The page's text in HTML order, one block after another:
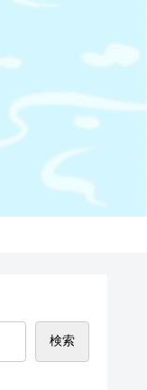
検索